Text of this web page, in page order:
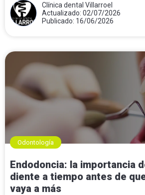
Clínica dental Villarroel
Actualizado: 02/07/2026
Publicado: 16/06/2026
Odontología
Endodoncia: la importancia
diente a tiempo antes de
vaya a más